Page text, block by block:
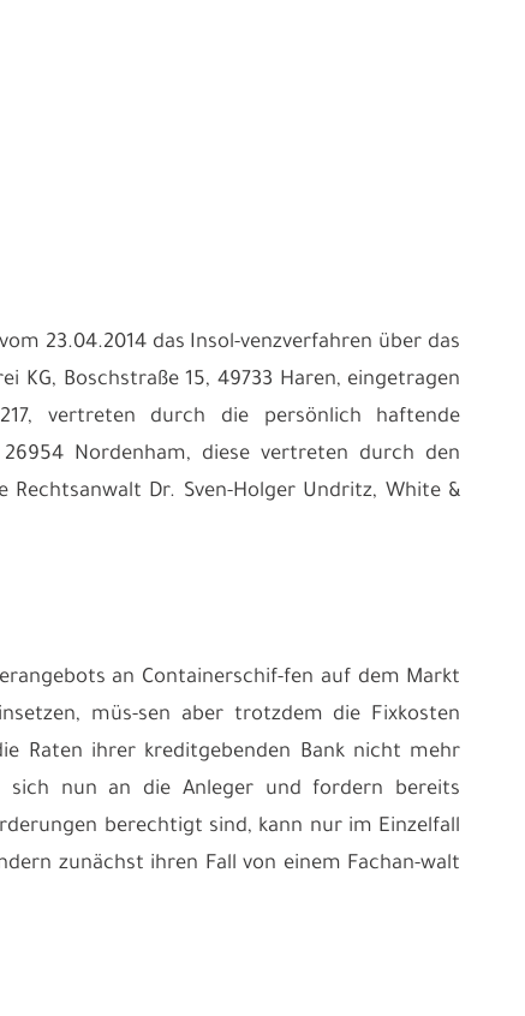
23.04.2014 das Insol-venzverfahren über das
KG, Boschstraße 15, 49733 Haren, eingetragen
vertreten durch die persönlich haftende
Nordenham, diese vertreten durch den
Dr. Sven-Holger Undritz, White &
an Containerschif-fen auf dem Markt
müs-sen aber trotzdem die Fixkosten
Raten ihrer kreditgebenden Bank nicht mehr
sich nun an die Anleger und fordern bereits
berechtigt sind, kann nur im Einzelfall
zunächst ihren Fall von einem Fachan-walt